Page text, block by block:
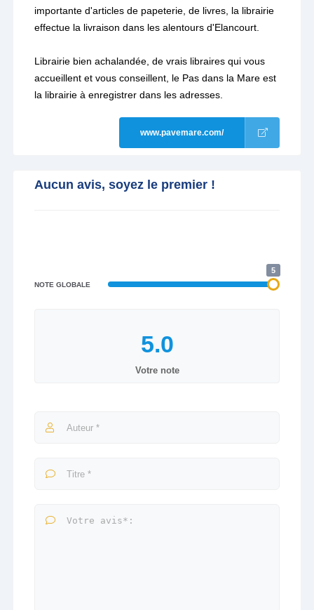
importante d'articles de papeterie, de livres, la librairie
effectue la livraison dans les alentours d'Elancourt.
Librairie bien achalandée, de vrais libraires qui vous
accueillent et vous conseillent, le Pas dans la Mare est
la librairie à enregistrer dans les adresses.
www.pavemare.com/
Aucun avis, soyez le premier !
NOTE GLOBALE
5
Votre note